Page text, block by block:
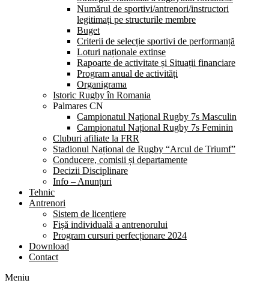
Numărul de sportivi/antrenori/instructori
legitimați pe structurile membre
Buget
Criterii de selecție sportivi de performanță
Loturi naționale extinse
Rapoarte de activitate și Situații financiare
Program anual de activități
Organigrama
Istoric Rugby în Romania
Palmares CN
Campionatul Național Rugby 7s Masculin
Campionatul Național Rugby 7s Feminin
Cluburi afiliate la FRR
Stadionul Național de Rugby “Arcul de Triumf”
Conducere, comisii și departamente
Decizii Disciplinare
Info – Anunțuri
Tehnic
Antrenori
Sistem de licențiere
Fișă individuală a antrenorului
Program cursuri perfecționare 2024
Download
Contact
Meniu